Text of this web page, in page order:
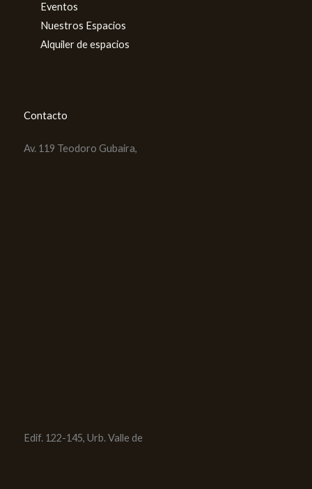
Eventos
Nuestros Espacios
Alquiler de espacios
Contacto
Av. 119 Teodoro Gubaira,
Edif. 122-145, Urb. Valle de